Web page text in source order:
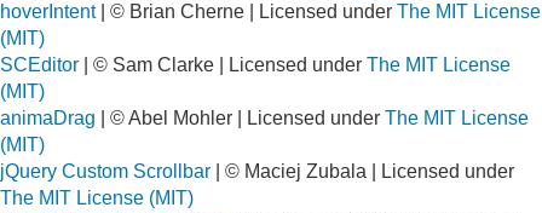
hoverIntent| © Brian Cherne | Licensed under The MIT License
(MIT)
SCEditor | © Sam Clarke | Licensed under The MIT License
(MIT)
animaDrag | © Abel Mohler | Licensed under The MIT License
(MIT)
jQuery Custom Scrollbar | © Maciej Zubala | Licensed under
The MIT License (MIT)